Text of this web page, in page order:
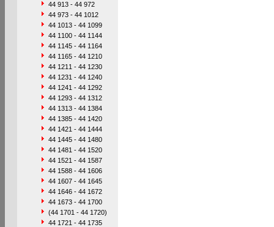
44 913 - 44 972
44 973 - 44 1012
44 1013 - 44 1099
44 1100 - 44 1144
44 1145 - 44 1164
44 1165 - 44 1210
44 1211 - 44 1230
44 1231 - 44 1240
44 1241 - 44 1292
44 1293 - 44 1312
44 1313 - 44 1384
44 1385 - 44 1420
44 1421 - 44 1444
44 1445 - 44 1480
44 1481 - 44 1520
44 1521 - 44 1587
44 1588 - 44 1606
44 1607 - 44 1645
44 1646 - 44 1672
44 1673 - 44 1700
(44 1701 - 44 1720)
44 1721 - 44 1735